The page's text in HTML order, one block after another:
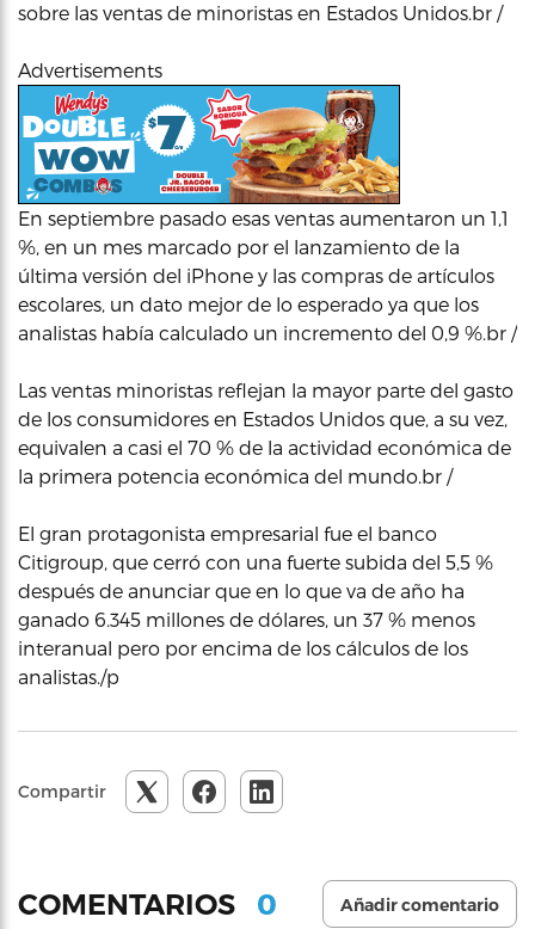
sobre las ventas de minoristas en Estados Unidos.br /
Advertisements
En septiembre pasado esas ventas aumentaron un 1,1
%, en un mes marcado por el lanzamiento de la
última versión del iPhone y las compras de artículos
escolares, un dato mejor de lo esperado ya que los
analistas había calculado un incremento del 0,9 %.br /
Las ventas minoristas reflejan la mayor parte del gasto
de los consumidores en Estados Unidos que, a su vez,
equivalen a casi el 70 % de la actividad económica de
la primera potencia económica del mundo.br /
El gran protagonista empresarial fue el banco
Citigroup, que cerró con una fuerte subida del 5,5 %
después de anunciar que en lo que va de año ha
ganado 6.345 millones de dólares, un 37 % menos
interanual pero por encima de los cálculos de los
analistas./p
Compartir
COMENTARIOS 0 Añadir comentario